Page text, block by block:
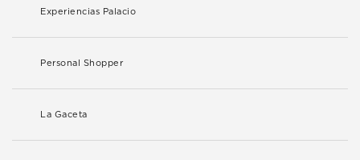
Experiencias Palacio
Personal Shopper
La Gaceta